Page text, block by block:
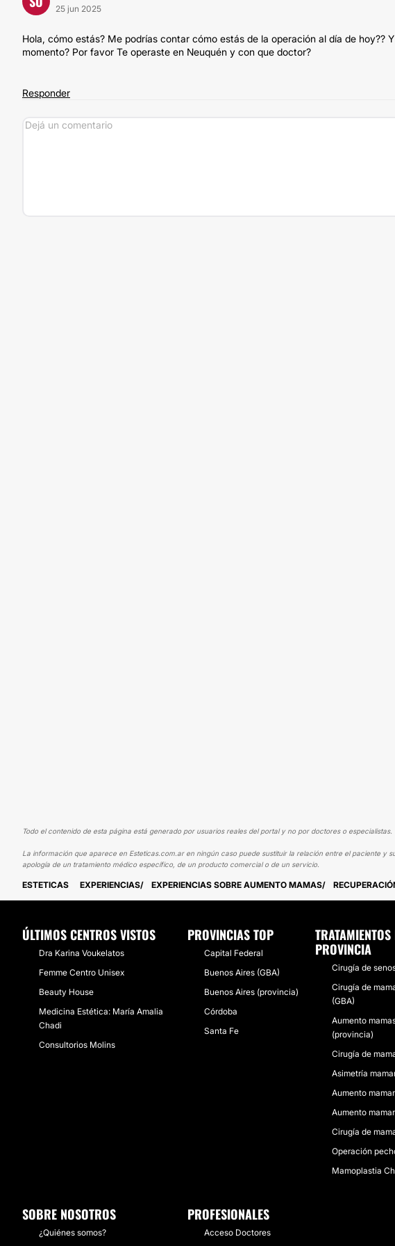
25 jun 2025
Hola, cómo estás? Me podrías contar cómo estás de la operación al día de hoy??
momento? Por favor Te operaste en Neuquén y con que doctor?
Responder
Todo el contenido de esta página está generado por usuarios reales del portal y no por doctores o especialistas.
La información que aparece en Esteticas.com.ar en ningún caso puede sustituir la relación entre el paciente y
apología de un tratamiento médico específico, de un producto comercial o de un servicio.
ESTETICAS EXPERIENCIAS EXPERIENCIAS SOBRE AUMENTO MAMAS
ÚLTIMOS CENTROS VISTOS
Dra Karina Voukelatos
Femme Centro Unisex
Beauty House
Medicina Estética: María Amalia
Chadi
Consultorios Molins
PROVINCIAS TOP
Capital Federal
Buenos Aires (GBA)
Buenos Aires (provincia)
Córdoba
Santa Fe
PROVINCIA
Cirugía de
Cirugía de
(GBA)
Aumento
(provincia)
Cirugía de
Asimetría
Aumento
Aumento
Cirugía de
Operación
Mamoplastia
SOBRE NOSOTROS
¿Quiénes somos?
PROFESIONALES
Acceso Doctores